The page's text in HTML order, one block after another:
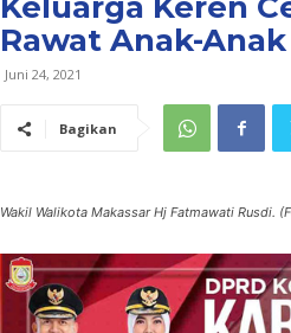
Rawat Anak-
Juni 24, 2021
Bagikan
Wakil Walikota Makassar Hj Fatmawati Rusdi.